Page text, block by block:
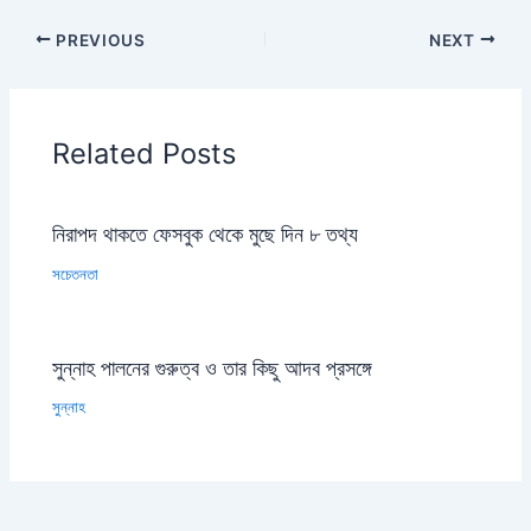
PREVIOUS NEXT
Related Posts
নিরাপদ থাকতে ফেসবুক থেকে মুছে দিন ৮ তথ্য
সচেতনতা
সুন্নাহ পালনের গুরুত্ব ও তার কিছু আদব প্রসঙ্গে
সুন্নাহ